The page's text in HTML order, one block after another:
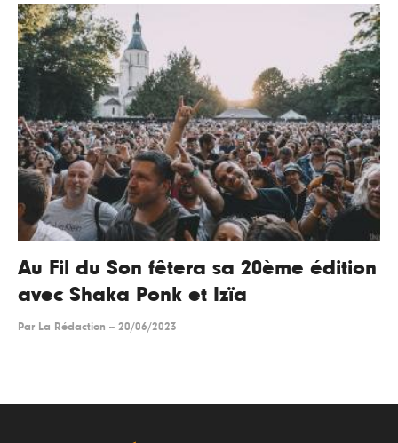
Au Fil du Son fêtera sa 20ème édition
avec Shaka Ponk et Izïa
Par La Rédaction -- 20/06/2023